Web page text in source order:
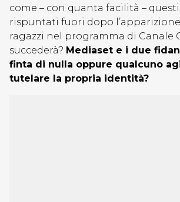
come – con quanta facilità –
rispuntati fuori dopo
ragazzi nel programma di Canale
succederà? Mediaset e i due
finta di nulla oppure qualcuno
tutelare la propria identità?